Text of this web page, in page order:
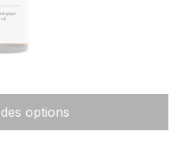
options
a